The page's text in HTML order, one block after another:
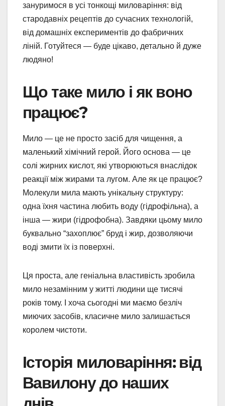
зануримося в усі тонкощі миловаріння: від
стародавніх рецептів до сучасних технологій,
від домашніх експериментів до фабричних
ліній. Готуйтеся — буде цікаво, детально й дуже
людяно!
Що таке мило і як воно
працює?
Мило — це не просто засіб для чищення, а
маленький хімічний герой. Його основа — це
солі жирних кислот, які утворюються внаслідок
реакції між жирами та лугом. Але як це працює?
Молекули мила мають унікальну структуру:
одна їхня частина любить воду (гідрофільна), а
інша — жири (гідрофобна). Завдяки цьому мило
буквально “захоплює” бруд і жир, дозволяючи
воді змити їх із поверхні.
Ця проста, але геніальна властивість зробила
мило незамінним у житті людини ще тисячі
років тому. І хоча сьогодні ми маємо безліч
миючих засобів, класичне мило залишається
королем чистоти.
Історія миловаріння: від
Вавилону до наших